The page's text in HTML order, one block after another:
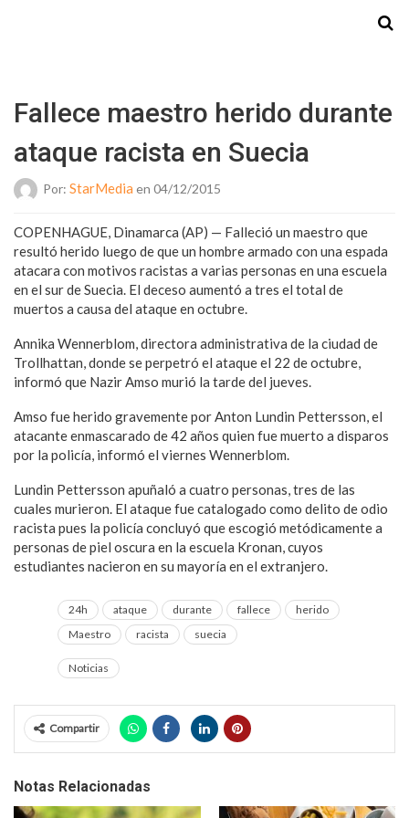
Fallece maestro herido durante
ataque racista en Suecia
Por: StarMedia en 04/12/2015
COPENHAGUE, Dinamarca (AP) — Falleció un maestro que
resultó herido luego de que un hombre armado con una espada
atacara con motivos racistas a varias personas en una escuela
en el sur de Suecia. El deceso aumentó a tres el total de
muertos a causa del ataque en octubre.
Annika Wennerblom, directora administrativa de la ciudad de
Trollhattan, donde se perpetró el ataque el 22 de octubre,
informó que Nazir Amso murió la tarde del jueves.
Amso fue herido gravemente por Anton Lundin Pettersson, el
atacante enmascarado de 42 años quien fue muerto a disparos
por la policía, informó el viernes Wennerblom.
Lundin Pettersson apuñaló a cuatro personas, tres de las
cuales murieron. El ataque fue catalogado como delito de odio
racista pues la policía concluyó que escogió metódicamente a
personas de piel oscura en la escuela Kronan, cuyos
estudiantes nacieron en su mayoría en el extranjero.
24h ataque durante fallece
herido
Maestro
racista suecia
Noticias
Compartir
Notas Relacionadas